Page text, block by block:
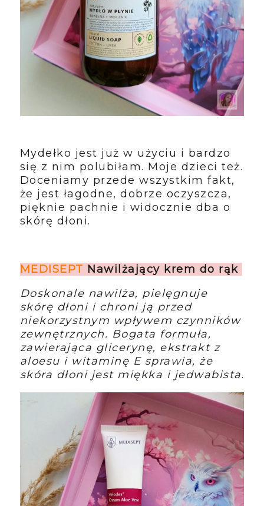
Mydełko jest już w użyciu i bardzo
się z nim polubiłam. Moje dzieci też.
Doceniamy przede wszystkim fakt,
że jest łagodne, dobrze oczyszcza,
pięknie pachnie i widocznie dba o
skórę dłoni.
MEDISEPT Nawilżający krem do rąk
Doskonale nawilża, pielęgnuje
skórę dłoni i chroni ją przed
niekorzystnym wpływem czynników
zewnętrznych. Bogata formuła,
zawierająca glicerynę, ekstrakt z
aloesu i witaminę E sprawia, że
skóra dłoni jest miękka i jedwabista.